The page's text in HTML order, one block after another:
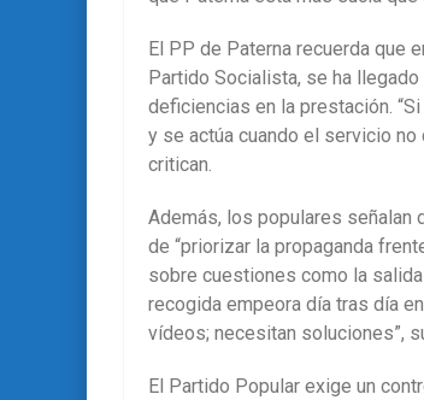
El PP de Paterna recuerda que
Partido Socialista, se ha
deficiencias en la prestación.
y se actúa cuando el servicio no
critican.
Además, los populares señalan
de “priorizar la propaganda
sobre cuestiones como la
recogida empeora día tras día
vídeos; necesitan soluciones”,
El Partido Popular exige un